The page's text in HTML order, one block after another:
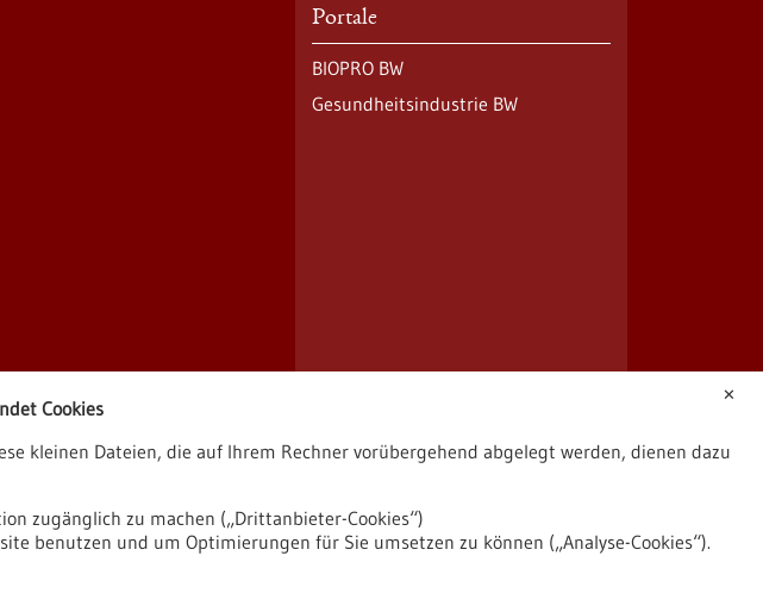
Portale
BIOPRO BW
Gesundheitsindustrie BW
✕
Cookies
kleinen Dateien, die auf Ihrem Rechner vorübergehend abgelegt werden, dienen dazu
zugänglich zu machen („Drittanbieter-Cookies“)
benutzen und um Optimierungen für Sie umsetzen zu können („Analyse-Cookies“).